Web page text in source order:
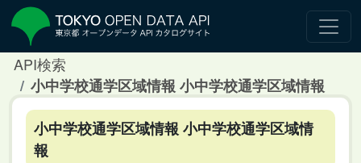
API検索
小中学校通学区域情報 小中学校通学区域情報
小中学校通学区域情報 小中学校通学区域情
報